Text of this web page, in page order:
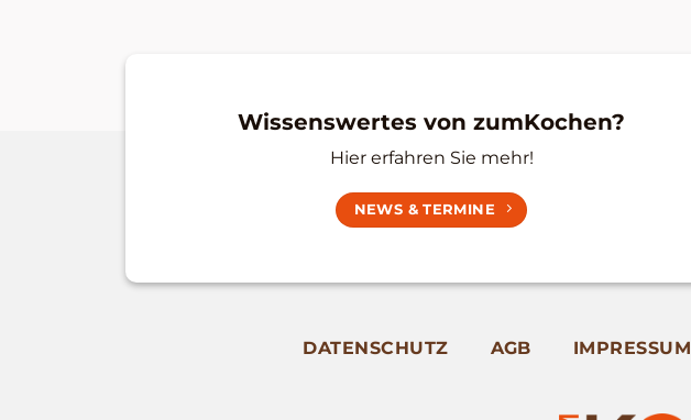
Wissenswertes von zumKochen?
Hier erfahren Sie mehr!
NEWS & TERMINE
DATENSCHUTZ AGB IMPRESSUM